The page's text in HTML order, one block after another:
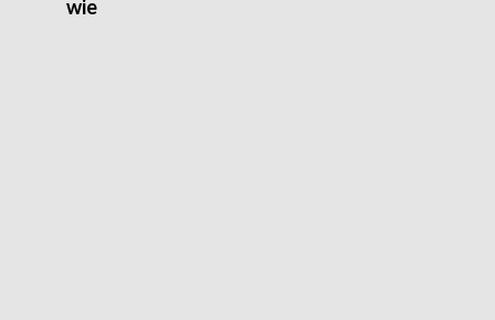
wie